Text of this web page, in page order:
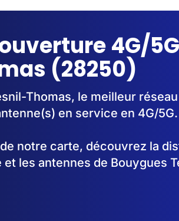
4G/
(28250)
Thomas, le meilleur
en service en 4G/5G.
de notre carte, découvrez la
et les antennes de Bouygues